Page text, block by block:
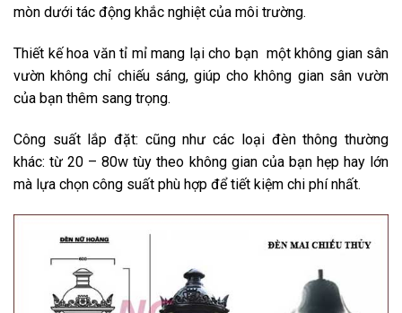
mòn dưới tác động khắc nghiệt của môi trường.
Thiết kế hoa văn tỉ mỉ mang lại cho bạn một không gian sân
vườn không chỉ chiếu sáng, giúp cho không gian sân vườn
của bạn thêm sang trọng.
Công suất lắp đặt: cũng như các loại đèn thông thường
khác: từ 20 – 80w tùy theo không gian của bạn hẹp hay lớn
mà lựa chọn công suất phù hợp để tiết kiệm chi phí nhất.